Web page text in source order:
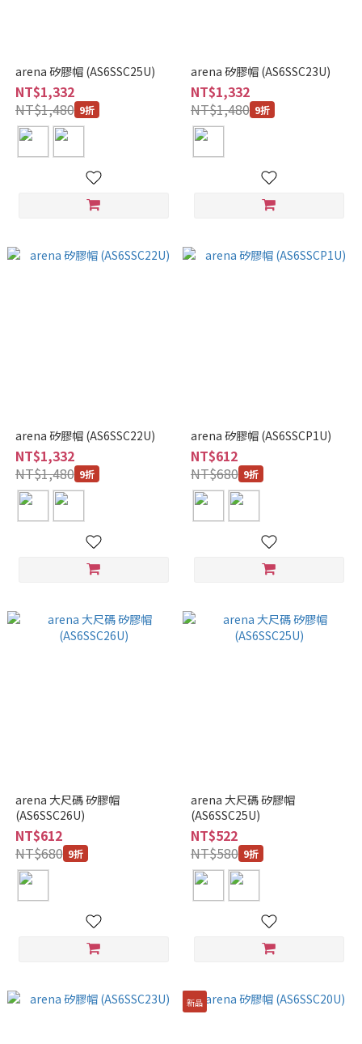
arena 矽膠帽 (AS6SSC25U)
NT$1,332
NT$1,480 9折
arena 矽膠帽 (AS6SSC23U)
NT$1,332
NT$1,480 9折
arena 矽膠帽 (AS6SSC22U)
NT$1,332
NT$1,480 9折
arena 矽膠帽 (AS6SSCP1U)
NT$612
NT$680 9折
arena 大尺碼 矽膠帽
(AS6SSC26U)
NT$612
NT$680 9折
arena 大尺碼 矽膠帽
(AS6SSC25U)
NT$522
NT$580 9折
新品